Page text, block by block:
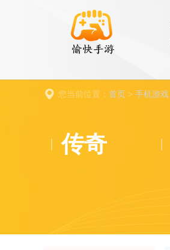
您当前位置： 首页 > 手机游戏
传奇